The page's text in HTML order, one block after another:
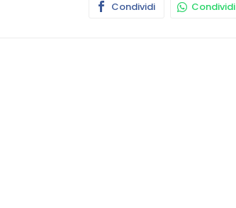
Condividi Condividi